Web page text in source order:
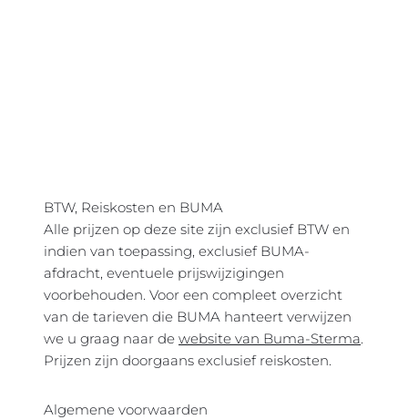
BTW, Reiskosten en BUMA
Alle prijzen op deze site zijn exclusief BTW en
indien van toepassing, exclusief BUMA-
afdracht, eventuele prijswijzigingen
voorbehouden. Voor een compleet overzicht
van de tarieven die BUMA hanteert verwijzen
we u graag naar de website van Buma-Sterma.
Prijzen zijn doorgaans exclusief reiskosten.
Algemene voorwaarden